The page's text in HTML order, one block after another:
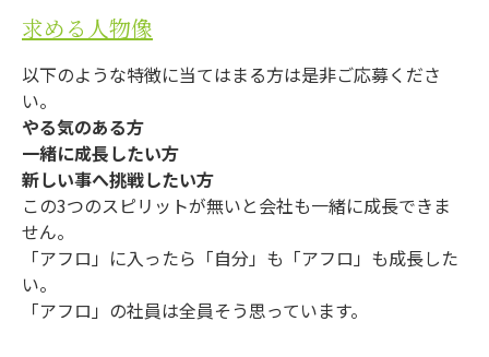
求める人物像
以下のような特徴に当てはまる方は是非ご応募くださ
い。
やる気のある方
一緒に成長したい方
新しい事へ挑戦したい方
この3つのスピリットが無いと会社も一緒に成長できま
せん。
「アフロ」に入ったら「自分」も「アフロ」も成長した
い。
「アフロ」の社員は全員そう思っています。